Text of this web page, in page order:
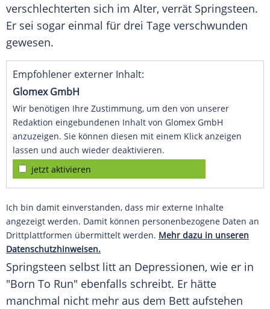
verschlechterten sich im Alter, verrät Springsteen.
Er sei sogar einmal für drei Tage verschwunden
gewesen.
Empfohlener externer Inhalt:
Glomex GmbH
Wir benötigen Ihre Zustimmung, um den von unserer
Redaktion eingebundenen Inhalt von Glomex GmbH
anzuzeigen. Sie können diesen mit einem Klick anzeigen
lassen und auch wieder deaktivieren.
jetzt aktivieren
Ich bin damit einverstanden, dass mir externe Inhalte
angezeigt werden. Damit können personenbezogene Daten an
Drittplattformen übermittelt werden. Mehr dazu in unseren
Datenschutzhinweisen.
Springsteen selbst litt an Depressionen, wie er in
"Born To Run" ebenfalls schreibt. Er hätte
manchmal nicht mehr aus dem Bett aufstehen